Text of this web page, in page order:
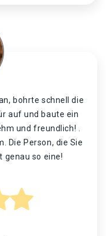
bohrte schnell die
auf und baute ein
und freundlich! .
Die Person, die Sie
genau so eine!